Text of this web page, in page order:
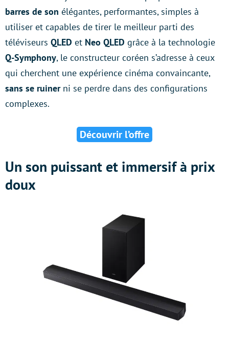
barres de son élégantes, performantes, simples à
utiliser et capables de tirer le meilleur parti des
téléviseurs QLED et Neo QLED grâce à la technologie
Q-Symphony, le constructeur coréen s’adresse à ceux
qui cherchent une expérience cinéma convaincante,
sans se ruinerni se perdre dans des configurations
complexes.
Découvrir l’offre
Un son puissant et immersif à prix
doux